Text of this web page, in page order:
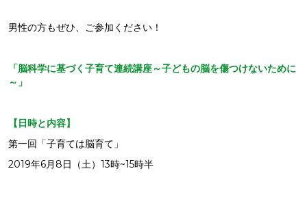
男性の方もぜひ、ご参加ください！
「脳科学に基づく子育て連続講座～子どもの脳を傷つけないために
～」
【日時と内容】
第一回「子育ては脳育て」
2019年6月8日（土）13時~15時半